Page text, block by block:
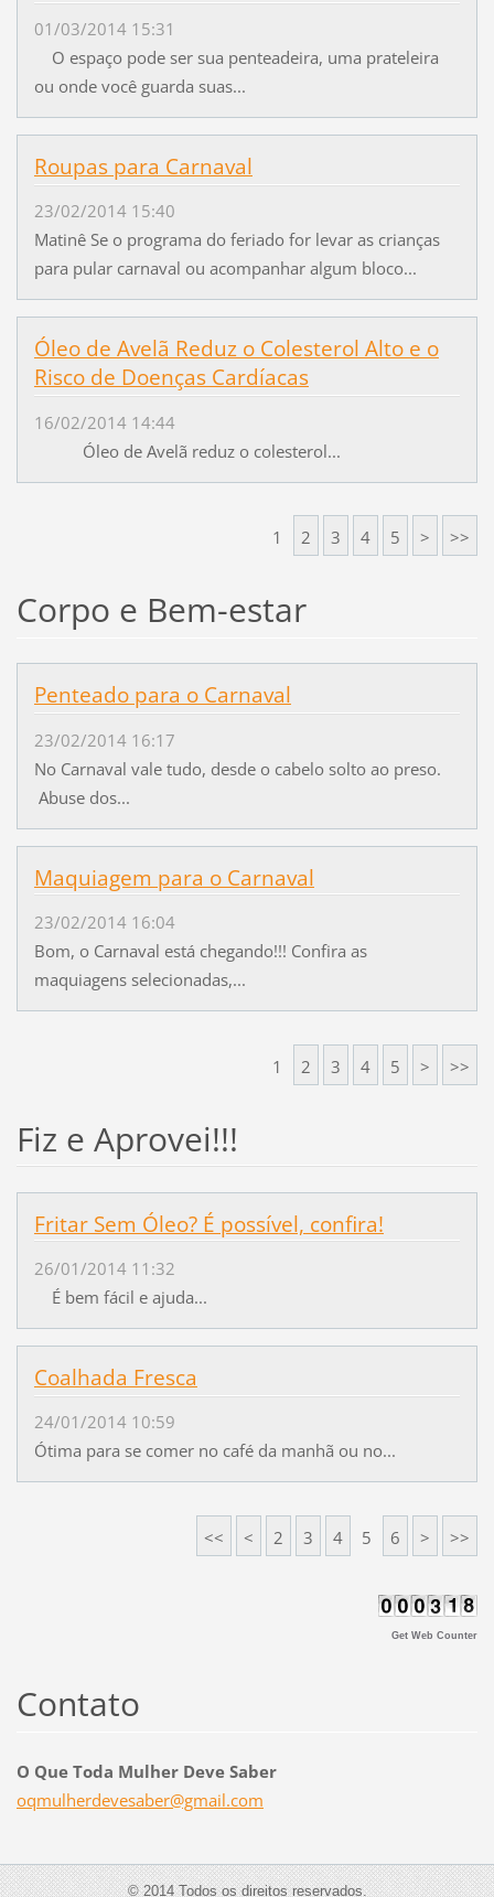
01/03/2014 15:31
O espaço pode ser sua penteadeira, uma prateleira
ou onde você guarda suas...
Roupas para Carnaval
23/02/2014 15:40
Matinê Se o programa do feriado for levar as crianças
para pular carnaval ou acompanhar algum bloco...
Óleo de Avelã Reduz o Colesterol Alto e o
Risco de Doenças Cardíacas
16/02/2014 14:44
Óleo de Avelã reduz o colesterol...
1 2 3 4 5 > >>
Corpo e Bem-estar
Penteado para o Carnaval
23/02/2014 16:17
No Carnaval vale tudo, desde o cabelo solto ao preso.
Abuse dos...
Maquiagem para o Carnaval
23/02/2014 16:04
Bom, o Carnaval está chegando!!! Confira as
maquiagens selecionadas,...
1 2 3 4 5 > >>
Fiz e Aprovei!!!
Fritar Sem Óleo? É possível, confira!
26/01/2014 11:32
É bem fácil e ajuda...
Coalhada Fresca
24/01/2014 10:59
Ótima para se comer no café da manhã ou no...
<< < 2 3 4 5 6 > >>
Get Web Counter
Contato
O Que Toda Mulher Deve Saber
oqmulherdevesaber@gmail.com
© 2014 Todos os direitos reservados.